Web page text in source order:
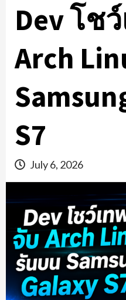
Dev โช
Arch
S7
July 6, 2026